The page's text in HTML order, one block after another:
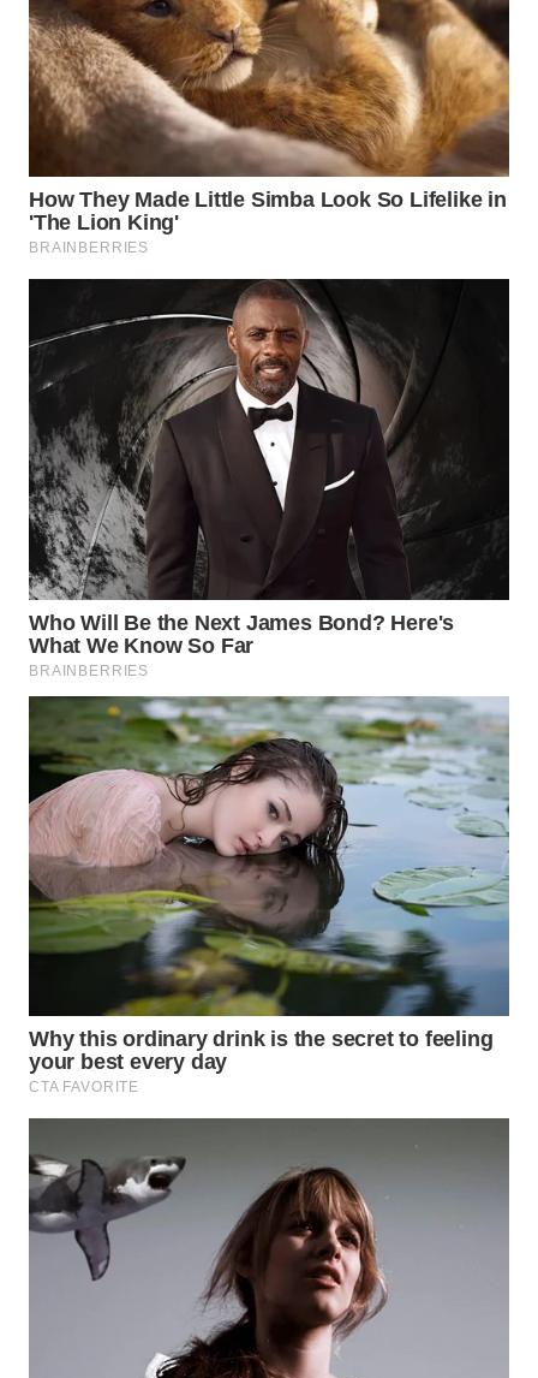
SUMEDANG
WN
CIANJUR
WN
KEPULAUAN
SERIBU
TANGERANG
WN
BINJAI
WN
CIREBON
WN
INDRAMAYU
WN
KUNINGAN
WN
MAJALENGKA
WN
SUBANG
WN
SUKABUMI
PURWAKARTA
WN
PRIANGAN
WN
SEMARANG